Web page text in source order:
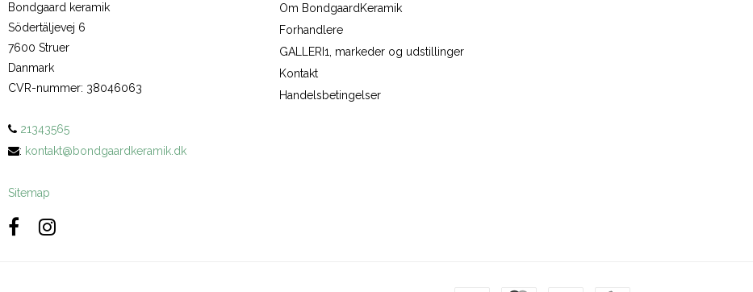
Bondgaard keramik
Södertäljevej 6
7600 Struer
Danmark
CVR-nummer: 38046063
21343565
: kontakt@bondgaardkeramik.dk
Sitemap
Om BondgaardKeramik
Forhandlere
GALLERI1, markeder og udstillinger
Kontakt
Handelsbetingelser